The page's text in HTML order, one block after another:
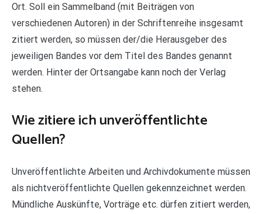
Ort. Soll ein Sammelband (mit Beiträgen von
verschiedenen Autoren) in der Schriftenreihe insgesamt
zitiert werden, so müssen der/die Herausgeber des
jeweiligen Bandes vor dem Titel des Bandes genannt
werden. Hinter der Ortsangabe kann noch der Verlag
stehen.
Wie zitiere ich unveröffentlichte
Quellen?
Unveröffentlichte Arbeiten und Archivdokumente müssen
als nichtveröffentlichte Quellen gekennzeichnet werden.
Mündliche Auskünfte, Vorträge etc. dürfen zitiert werden,